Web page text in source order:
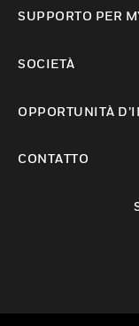
SUPPORTO PER
SOCIETÀ
OPPORTUNITÀ
CONTATTO